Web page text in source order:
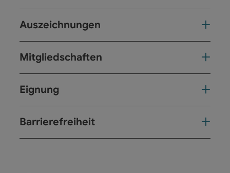
Auszeichnungen
Mitgliedschaften
Eignung
Barrierefreiheit